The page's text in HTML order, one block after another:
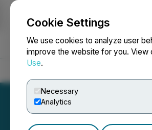
Cookie Settings
We use cookies to analyze user
improve the website for you. View
Use.
Necessary
Analytics
NEWSFILE